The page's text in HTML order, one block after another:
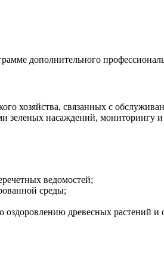
дополнительного
хозяйства, связанных с
зеленых насаждений, мониторингу
ведомостей;
среды;
древесных растений и